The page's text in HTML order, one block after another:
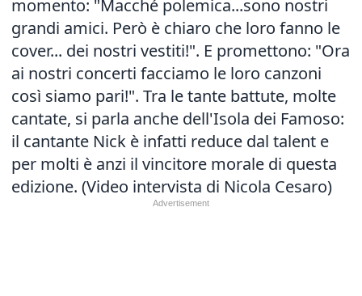
momento: "Macché polemica...sono nostri
grandi amici. Però è chiaro che loro fanno le
cover... dei nostri vestiti!". E promettono: "Ora
ai nostri concerti facciamo le loro canzoni
così siamo pari!". Tra le tante battute, molte
cantate, si parla anche dell'Isola dei Famoso:
il cantante Nick è infatti reduce dal talent e
per molti è anzi il vincitore morale di questa
edizione. (Video intervista di Nicola Cesaro)